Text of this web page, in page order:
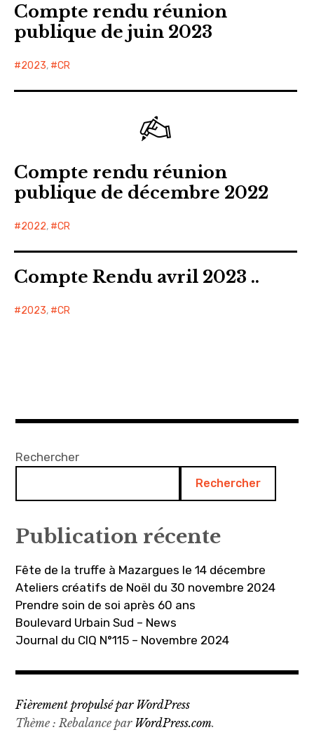
Compte rendu réunion
publique de juin 2023
2023, CR
Compte rendu réunion
publique de décembre 2022
2022, CR
Compte Rendu avril 2023 ..
2023, CR
Rechercher
Rechercher
Publication récente
Fête de la truffe à Mazargues le 14 décembre
Ateliers créatifs de Noël du 30 novembre 2024
Prendre soin de soi après 60 ans
Boulevard Urbain Sud – News
Journal du CIQ N°115 – Novembre 2024
Fièrement propulsé par WordPress
Thème : Rebalance par WordPress.com.